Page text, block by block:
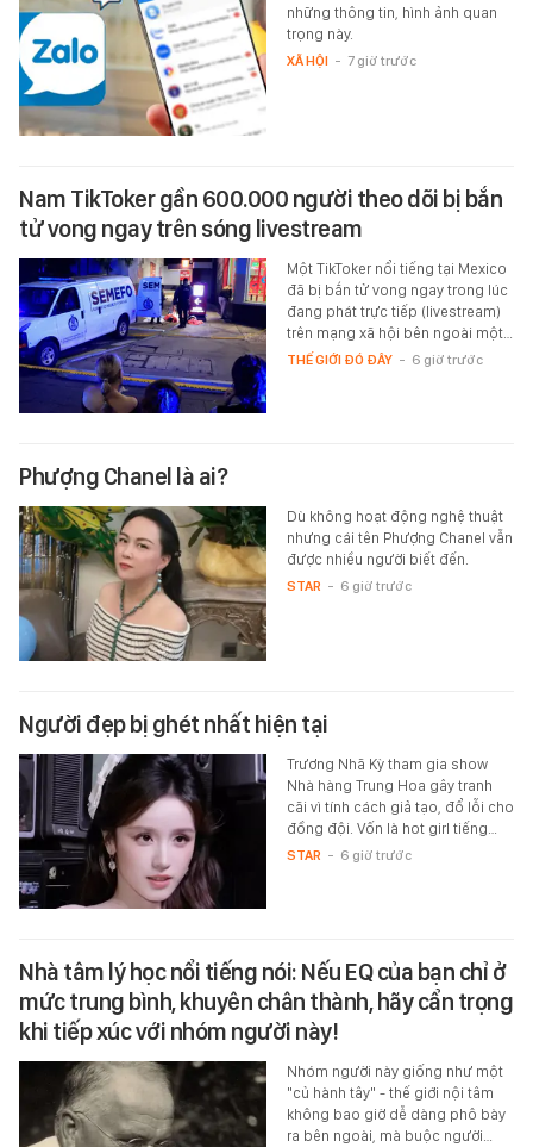
những thông tin, hình ảnh quan
trọng này.
XÃ HỘI - 7 giờ trước
Nam TikToker gần 600.000 người theo dõi bị bắn
tử vong ngay trên sóng livestream
Một TikToker nổi tiếng tại Mexico
đã bị bắn tử vong ngay trong lúc
đang phát trực tiếp (livestream)
trên mạng xã hội bên ngoài một…
THẾ GIỚI ĐÓ ĐÂY - 6 giờ trước
Phượng Chanel là ai?
Dù không hoạt động nghệ thuật
nhưng cái tên Phượng Chanel vẫn
được nhiều người biết đến.
STAR - 6 giờ trước
Người đẹp bị ghét nhất hiện tại
Trương Nhã Kỳ tham gia show
Nhà hàng Trung Hoa gây tranh
cãi vì tính cách giả tạo, đổ lỗi cho
đồng đội. Vốn là hot girl tiếng…
STAR - 6 giờ trước
Nhà tâm lý học nổi tiếng nói: Nếu EQ của bạn chỉ ở
mức trung bình, khuyên chân thành, hãy cẩn trọng
khi tiếp xúc với nhóm người này!
Nhóm người này giống như một
"củ hành tây" - thế giới nội tâm
không bao giờ dễ dàng phô bày
ra bên ngoài, mà buộc người…